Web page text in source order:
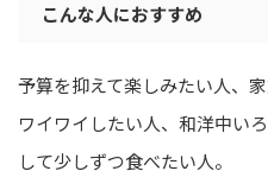
こんな人におすすめ
予算を抑えて楽しみたい人、
ワイワイしたい人、和洋中い
して少しずつ食べたい人。